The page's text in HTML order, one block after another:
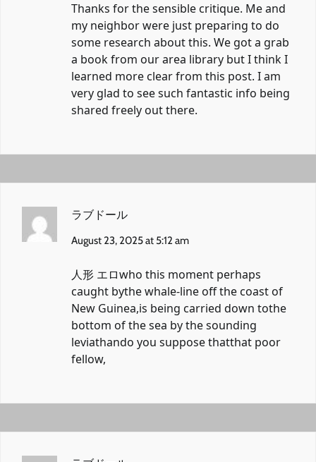
Thanks for the sensible critique. Me and
my neighbor were just preparing to do
some research about this. We got a grab
a book from our area library but I think I
learned more clear from this post. I am
very glad to see such fantastic info being
shared freely out there.
ラブドール
August 23, 2025 at 5:12 am
人形 エロwho this moment perhaps
caught bythe whale-line off the coast of
New Guinea,is being carried down tothe
bottom of the sea by the sounding
leviathando you suppose thatthat poor
fellow,